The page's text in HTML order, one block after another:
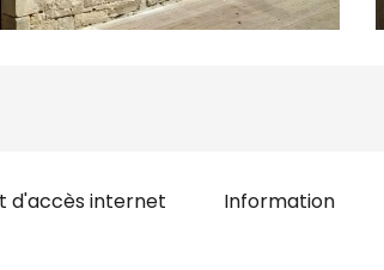
d'accès internet
Information